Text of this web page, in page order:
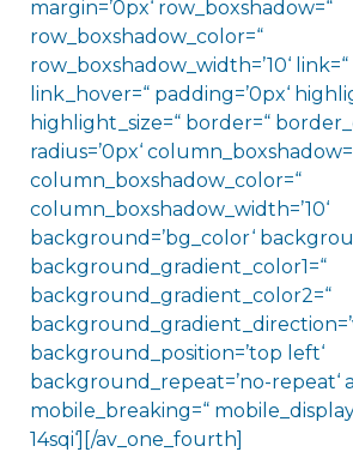
margin=’0px‘ row_boxshadow=“
row_boxshadow_color=“
row_boxshadow_width=’10‘
link_hover=“ padding=’0px‘
highlight_size=“ border=“
radius=’0px‘
column_boxshadow_color=“
column_boxshadow_width=’10‘
background=’bg_color‘
background_gradient_color1=“
background_gradient_color2=“
background_position=’top left‘
background_repeat=’no-repeat‘
mobile_breaking=“
14sqi‘][/av_one_fourth]